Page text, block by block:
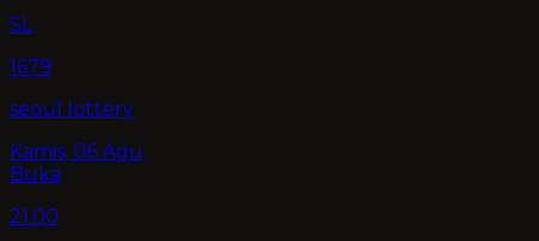
SL
1679
seoul lottery
Kamis, 06 Agu
Buka
21.00